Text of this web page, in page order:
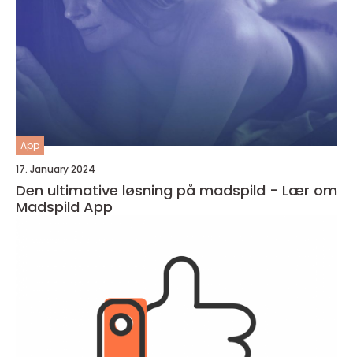
App
17. January 2024
Den ultimative løsning på madspild - Lær om
Madspild App